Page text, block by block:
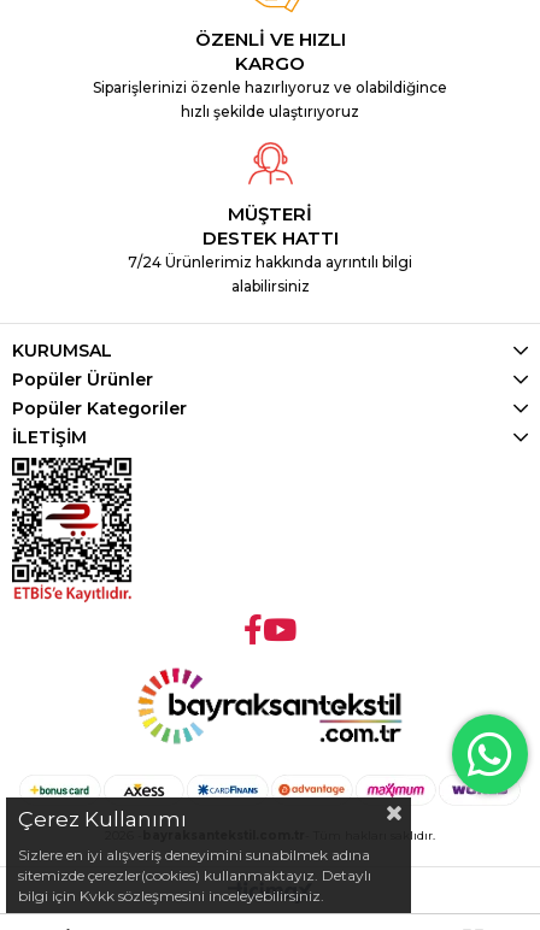
ÖZENLİ VE HIZLI
KARGO
Siparişlerinizi özenle hazırlıyoruz ve olabildiğince
hızlı şekilde ulaştırıyoruz
MÜŞTERİ
DESTEK HATTI
7/24 Ürünlerimiz hakkında ayrıntılı bilgi
alabilirsiniz
KURUMSAL
Popüler Ürünler
Popüler Kategoriler
İLETİŞİM
- Tüm hakları saklıdır.
Çerez Kullanımı
Sizlere en iyi alışveriş deneyimini sunabilmek adına
sitemizde çerezler(cookies) kullanmaktayız. Detaylı
bilgi için Kvkk sözleşmesini inceleyebilirsiniz.